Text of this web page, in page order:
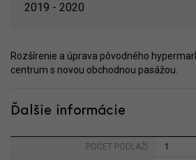
2019 - 2020
Rozšírenie a úprava pôvodného
centrum s novou obchodnou pasážou.
Ďalšie informácie
POČET PODLAŽÍ 1